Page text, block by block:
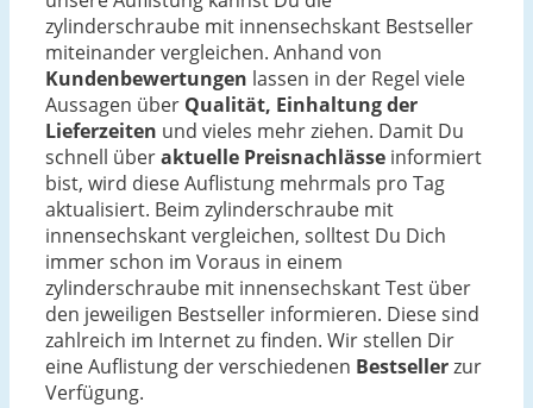
zylinderschraube mit innensechskant Bestseller
miteinander vergleichen. Anhand von
Kundenbewertungen lassen in der Regel viele
Aussagen über Qualität, Einhaltung der
Lieferzeiten und vieles mehr ziehen. Damit Du
schnell überaktuelle Preisnachlässe informiert
bist, wird diese Auflistung mehrmals pro Tag
aktualisiert. Beim zylinderschraube mit
innensechskant vergleichen, solltest Du Dich
immer schon im Voraus in einem
zylinderschraube mit innensechskant Test über
den jeweiligen Bestseller informieren. Diese sind
zahlreich im Internet zu finden. Wir stellen Dir
eine Auflistung der verschiedenen Bestsellerzur
Verfügung.